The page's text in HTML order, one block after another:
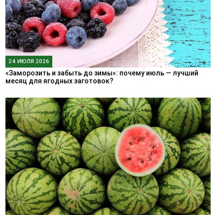
24 ИЮЛЯ 2026
«Заморозить и забыть до зимы»: почему июль — лучший
месяц для ягодных заготовок?